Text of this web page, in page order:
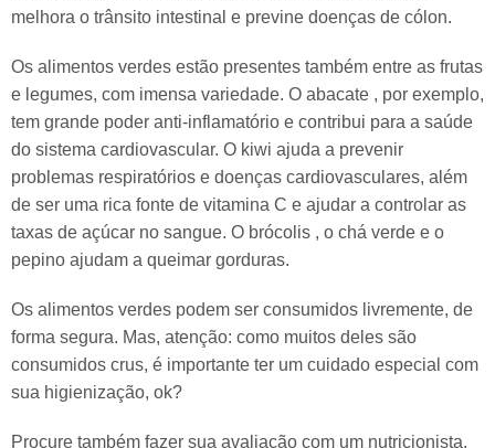
melhora o trânsito intestinal e previne doenças de cólon.
Os alimentos verdes estão presentes também entre as frutas
e legumes, com imensa variedade. O abacate , por exemplo,
tem grande poder anti-inflamatório e contribui para a saúde
do sistema cardiovascular. O kiwi ajuda a prevenir
problemas respiratórios e doenças cardiovasculares, além
de ser uma rica fonte de vitamina C e ajudar a controlar as
taxas de açúcar no sangue. O brócolis , o chá verde e o
pepino ajudam a queimar gorduras.
Os alimentos verdes podem ser consumidos livremente, de
forma segura. Mas, atenção: como muitos deles são
consumidos crus, é importante ter um cuidado especial com
sua higienização, ok?
Procure também fazer sua avaliação com um nutricionista,